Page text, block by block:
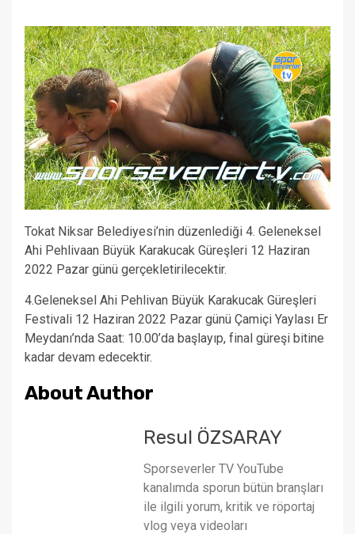
Tokat Niksar Belediyesi’nin düzenlediği 4. Geleneksel
Ahi Pehlivaan Büyük Karakucak Güreşleri 12 Haziran
2022 Pazar günü gerçekletirilecektir.
4.Geleneksel Ahi Pehlivan Büyük Karakucak Güreşleri
Festivali 12 Haziran 2022 Pazar günü Çamiçi Yaylası Er
Meydanı’nda Saat: 10.00’da başlayıp, final güreşi bitine
kadar devam edecektir.
About Author
Resul ÖZSARAY
Sporseverler TV YouTube
kanalımda sporun bütün branşları
ile ilgili yorum, kritik ve röportaj
vlog veya videoları